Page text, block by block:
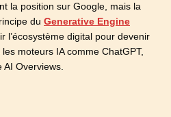
la position sur Google, mais la
du Generative Engine
l’écosystème digital pour devenir
moteurs IA comme ChatGPT,
AI Overviews.